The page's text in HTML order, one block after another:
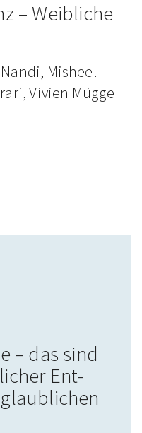
– Weibliche
Misheel
Vivien Mügge
– das sind
Ent­